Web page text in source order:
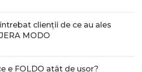
clienții de ce au ales
MODO
e FOLDO atât de ușor?